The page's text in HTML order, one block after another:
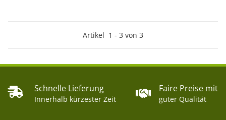
Artikel 1 - 3 von 3
Schnelle Lieferung
Innerhalb kürzester Zeit
Faire Preise mit
guter Qualität